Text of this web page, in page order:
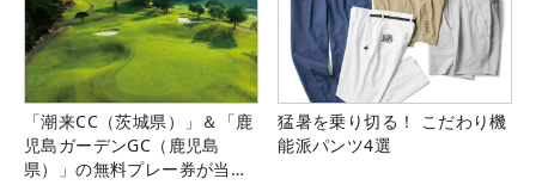
「潮来CC（茨城県）」＆「鹿
児島ガーデンGC（鹿児島
県）」の無料プレー券が当た
猛暑を乗り切る！ こだわり機
能派パンツ4選